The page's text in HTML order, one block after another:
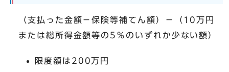
（支払った金額－保険等補てん額）－（10万円
または総所得金額等の5％のいずれか少ない額）
限度額は200万円